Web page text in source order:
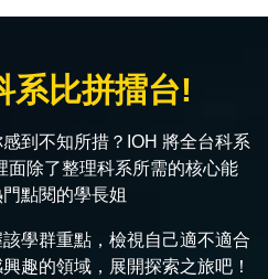
系比拼擂台!
到不知所措？IOH 將全台科系
面除了整理科系所需的核心能
點閱的學長姐
學群重點，檢視自己適不適合
趣的領域，展開探索之旅吧！